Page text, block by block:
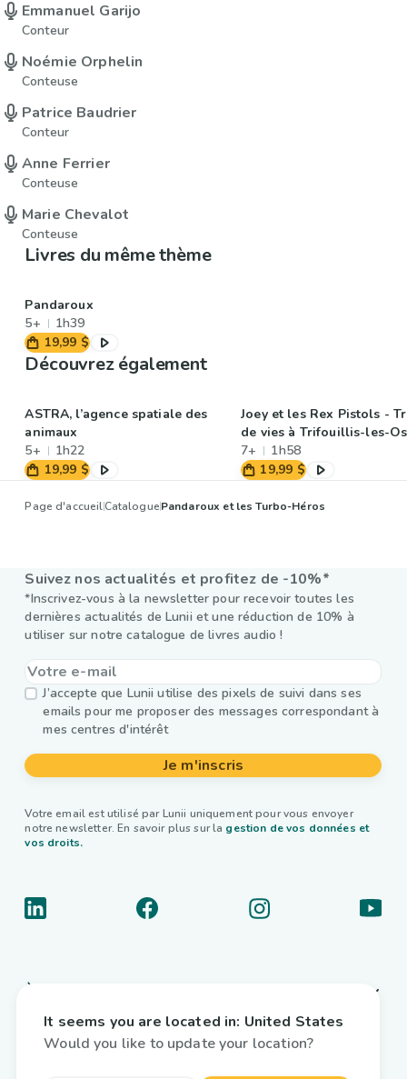
Emmanuel Garijo
Conteur
Noémie Orphelin
Conteuse
Patrice Baudrier
Conteur
Anne Ferrier
Conteuse
Marie Chevalot
Conteuse
Livres du même thème
Pandaroux
5+
1h39
19,99 $
Découvrez également
ASTRA, l’agence spatiale des
animaux
5+
1h22
19,99 $
Joey et les Rex Pistols -
de vies à Trifouillis-les-Os
7+
1h58
19,99 $
Page d'accueilCataloguePandaroux et les Turbo-Héros
Suivez nos actualités et profitez de -10%*
*Inscrivez-vous à la newsletter pour recevoir toutes les
dernières actualités de Lunii et une réduction de 10% à
utiliser sur notre catalogue de livres audio !
J’accepte que Lunii utilise des pixels de suivi dans ses
emails pour me proposer des messages correspondant à
mes centres d'intérêt
Je m'inscris
Votre email est utilisé par Lunii uniquement pour vous envoyer
notre newsletter. En savoir plus sur la gestion de vos données et
vos droits.
Liens utiles
It seems you are located in: United States
Would you like to update your location?